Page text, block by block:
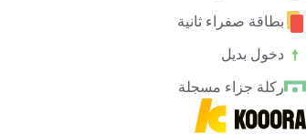
بطاقة صفراء ثانية
دخول بديل
ركلة جزاء مسجلة